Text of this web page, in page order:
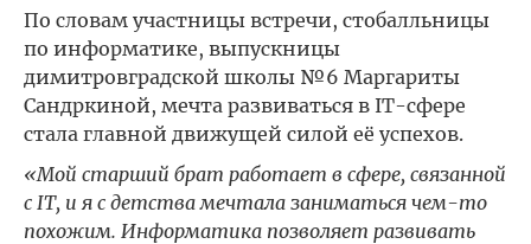
По словам участницы встречи, стобалльницы
по информатике, выпускницы
димитровградской школы №6 Маргариты
Сандркиной, мечта развиваться в IT-сфере
стала главной движущей силой её успехов.
«Мой старший брат работает в сфере, связанной
с IT, и я с детства мечтала заниматься чем-то
похожим. Информатика позволяет развивать